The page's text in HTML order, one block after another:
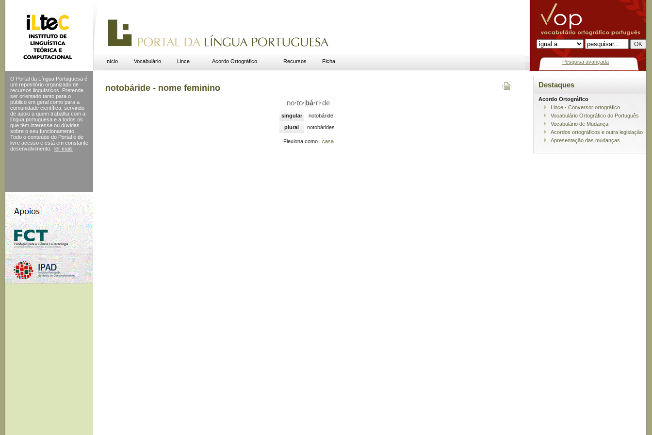
Início Vocabulário Lince Acordo Ortográfico Recursos Ficha Pesquisa avançada
O Portal da Língua Portuguesa é
um repositório organizado de
recursos linguísticos. Pretende
ser orientado tanto para o
público em geral como para a
comunidade científica, servindo
de apoio a quem trabalha com a
língua portuguesa e a todos os
que têm interesse ou dúvidas
sobre o seu funcionamento.
Todo o conteúdo do Portal é de
livre acesso e está em constante
desenvolvimento.
ler mais
notobáride - nome feminino
no·to· bá·ri·de
singular
notobáride
plural
notobárides
Flexiona como : casa
Destaques
Acordo Ortográfico
Lince - Conversor ortográfico
Vocabulário Ortográfico do Português
Vocabulário de Mudança
Acordos ortográficos e outra legislação
Apresentação das mudanças